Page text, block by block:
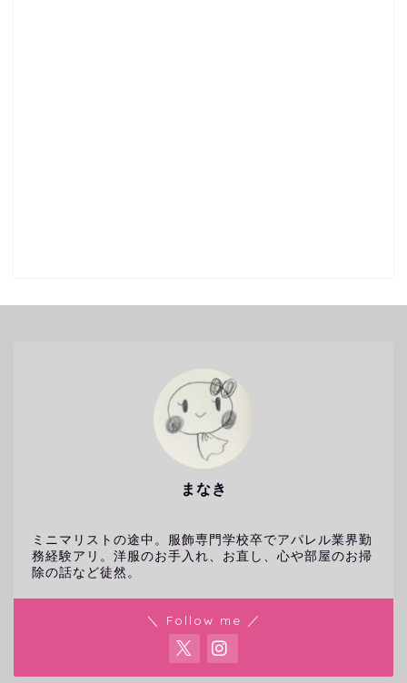
まなき
ミニマリストの途中。服飾専門学校卒でアパレル業界勤
務経験アリ。洋服のお手入れ、お直し、心や部屋のお掃
除の話など徒然。
＼ Follow me ／